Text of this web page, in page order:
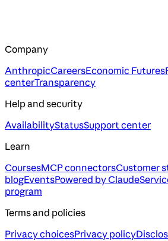
Company
AnthropicCareersEconomic Futures
centerTransparency
Help and security
AvailabilityStatusSupport center
Learn
CoursesMCP connectorsCustomer
blogEventsPowered by Claude
program
Terms and policies
Privacy choicesPrivacy policy